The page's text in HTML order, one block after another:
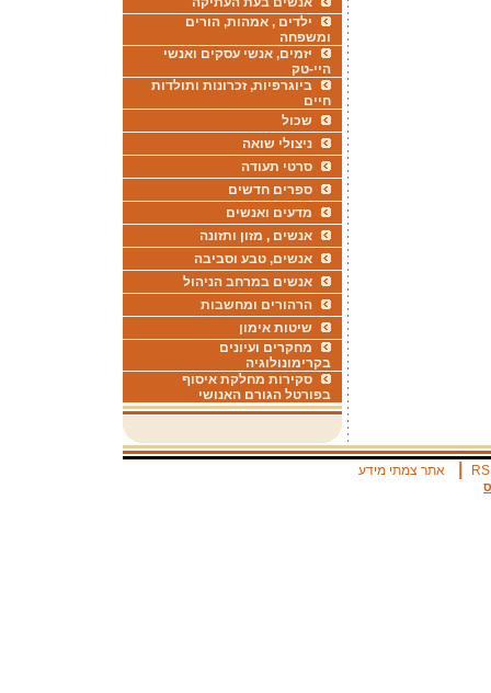
ילדים , אמהות, הורים
ומשפחה
יזמים, אנשי עסקים ואנשי
היי-טק
ביוגרפיות, זכרונות ותולדות
חיים
שכול
ניצולי שואה
סרטי תעודה
ספרים חדשים
מדעים ואנשים
אנשים , מזון ותזונה
אנשים, טבע וסביבה
אנשים במרחב הניהול
הרהורים ומחשבות
שיטות אימון
מחקרים ועיונים
בקרימונולוגיה
סקירות מחלקת איסוף
בפורטל הגורם האנושי
אתר צמתי מידע